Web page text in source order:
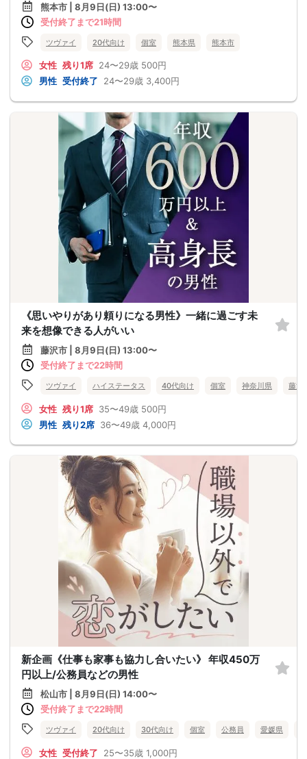
熊本市 | 8月9日(日) 13:00〜
受付終了まで21時間
ツヴァイ 20代向け 個室 熊本県 熊本市
女性 残り1席 24〜29歳 500円
男性 受付終了 24〜29歳 3,400円
《思いやりがあり頼りになる男性》一緒に過ごす未
来を想像できる人がいい
藤沢市 | 8月9日(日) 13:00〜
受付終了まで22時間
ツヴァイ ハイステータス 40代向け 個室 神奈川県 藤沢
女性 残り1席 35〜49歳 500円
男性 残り2席 36〜49歳 4,000円
新企画《仕事も家事も協力し合いたい》 年収450万
円以上/公務員などの男性
松山市 | 8月9日(日) 14:00〜
受付終了まで22時間
ツヴァイ 20代向け 30代向け 個室 公務員 愛媛県
女性 受付終了 25〜35歳 1,000円